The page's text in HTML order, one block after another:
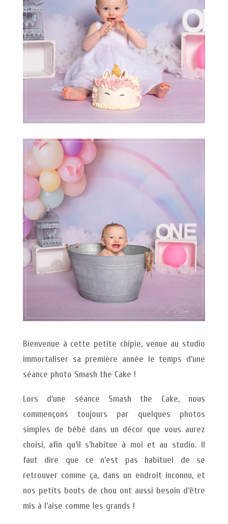
Bienvenue à cette petite chipie, venue au studio
immortaliser sa première année le temps d’une
séance photo Smash the Cake !
Lors d’une séance Smash the Cake, nous
commençons toujours par quelques photos
simples de bébé dans un décor que vous aurez
choisi, afin qu’il s’habitue à moi et au studio. Il
faut dire que ce n’est pas habituel de se
retrouver comme ça, dans un endroit inconnu, et
nos petits bouts de chou ont aussi besoin d’être
mis à l’aise comme les grands !